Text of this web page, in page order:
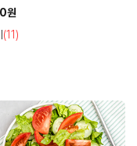
원
(11)